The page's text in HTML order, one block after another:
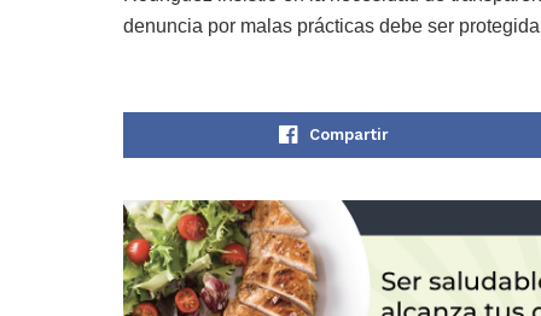
denuncia por malas prácticas debe ser
Compartir